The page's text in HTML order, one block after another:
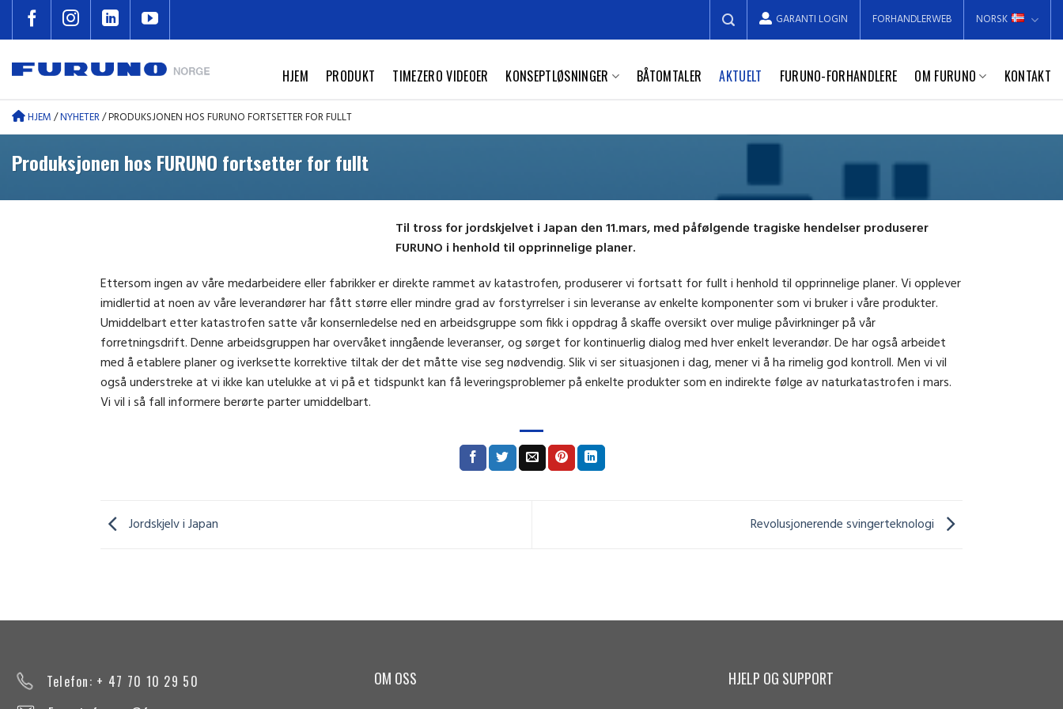
GARANTI LOGIN FORHANDLERWEB NORSK
HJEM PRODUKT TIMEZERO VIDEOER KONSEPTLØSNINGER BÅTOMTALER AKTUELT FURUNO-FORHANDLERE OM FURUNO KONTAKT
HJEM/NYHETER/PRODUKSJONEN HOS FURUNO FORTSETTER FOR FULLT
Produksjonen hos FURUNO fortsetter for fullt
Til tross for jordskjelvet i Japan den 11.mars, med påfølgende tragiske hendelser produserer
FURUNO i henhold til opprinnelige planer.
Ettersom ingen av våre medarbeidere eller fabrikker er direkte rammet av katastrofen, produserer vi fortsatt for fullt i henhold til opprinnelige planer. Vi opplever
imidlertid at noen av våre leverandører har fått større eller mindre grad av forstyrrelser i sin leveranse av enkelte komponenter som vi bruker i våre produkter.
Umiddelbart etter katastrofen satte vår konsernledelse ned en arbeidsgruppe som fikk i oppdrag å skaffe oversikt over mulige påvirkninger på vår
forretningsdrift. Denne arbeidsgruppen har overvåket inngående leveranser, og sørget for kontinuerlig dialog med hver enkelt leverandør. De har også arbeidet
med å etablere planer og iverksette korrektive tiltak der det måtte vise seg nødvendig. Slik vi ser situasjonen i dag, mener vi å ha rimelig god kontroll. Men vi vil
også understreke at vi ikke kan utelukke at vi på et tidspunkt kan få leveringsproblemer på enkelte produkter som en indirekte følge av naturkatastrofen i mars.
Vi vil i så fall informere berørte parter umiddelbart.
Jordskjelv i Japan Revolusjonerende svingerteknologi
Telefon: + 47 70 10 29 50
OM OSS
HJELP OG SUPPORT